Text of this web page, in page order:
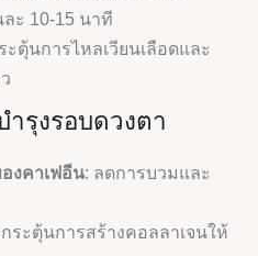
ะ 10-15 นาที
ะตุ้นการไหลเวียนเลือดและ
รุงรอบดวงตา
งคาเฟอีน: ลดการบวมและ
กระตุ้นการสร้างคอลลาเจนให้